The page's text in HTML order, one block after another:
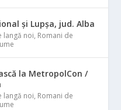
și Lupșa, jud. Alba
langă noi, Romani de
la MetropolCon /
langă noi, Romani de